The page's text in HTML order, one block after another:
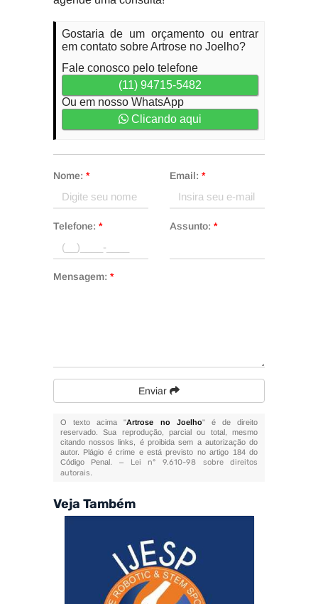
Gostaria de um orçamento ou entrar
em contato sobre Artrose no Joelho?
Fale conosco pelo telefone
(11) 94715-5482
Ou em nosso WhatsApp
Clicando aqui
Nome: * Email: *
Telefone: * Assunto: *
Mensagem: *
Enviar
O texto acima "Artrose no Joelho" é de direito
reservado. Sua reprodução, parcial ou total, mesmo
citando nossos links, é proibida sem a autorização do
autor. Plágio é crime e está previsto no artigo 184 do
Código Penal. –
Lei n° 9.610-98 sobre direitos
autorais.
Veja Também